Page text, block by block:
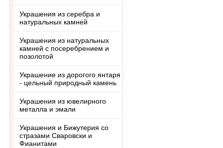
Украшения из серебра и
натуральных камней
Украшения из натуральных
камней с посеребрением и
позолотой
Украшение из дорогого янтаря
- цельный природный камень
Украшения из ювелирного
металла и эмали
Украшения и Бижутерия со
стразами Сваровски и
Фианитами